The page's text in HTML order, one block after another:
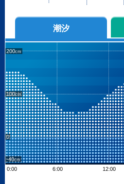
潮汐
200
100
0
-40
0:00
6:00 12:00